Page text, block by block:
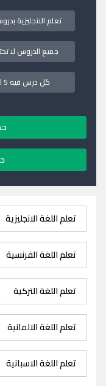
تعلم الانجليزية
جميع الدروس لا
كل درس فيه 5 اختبارات تفاعلية لتحسين اللفظ والنطق
تعلم اللغة الانجليزية
تعلم اللغة الفرنسية
تعلم اللغة التركية
تعلم اللغة الالمانية
تعلم اللغة الاسبانية